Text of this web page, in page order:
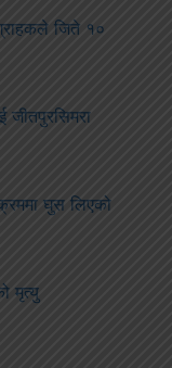
जिते १०
जीतपुरसिमरा
घुस लिएको
मृत्यु